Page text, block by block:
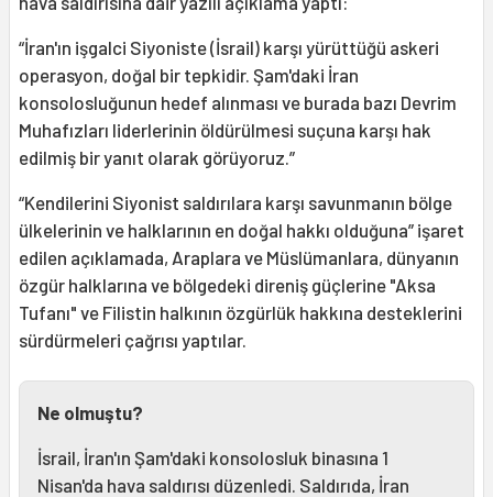
“İran'ın işgalci Siyoniste (İsrail) karşı yürüttüğü askeri
operasyon, doğal bir tepkidir. Şam'daki İran
konsolosluğunun hedef alınması ve burada bazı Devrim
Muhafızları liderlerinin öldürülmesi suçuna karşı hak
edilmiş bir yanıt olarak görüyoruz.”
“Kendilerini Siyonist saldırılara karşı savunmanın bölge
ülkelerinin ve halklarının en doğal hakkı olduğuna” işaret
edilen açıklamada, Araplara ve Müslümanlara, dünyanın
özgür halklarına ve bölgedeki direniş güçlerine "Aksa
Tufanı" ve Filistin halkının özgürlük hakkına desteklerini
sürdürmeleri çağrısı yaptılar.
Ne olmuştu?
İsrail, İran'ın Şam'daki konsolosluk binasına 1
Nisan'da hava saldırısı düzenledi. Saldırıda, İran